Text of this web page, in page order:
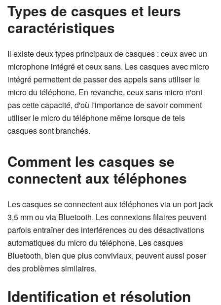
Types de casques et leurs
caractéristiques
Il existe deux types principaux de casques : ceux avec un
microphone intégré et ceux sans. Les casques avec micro
intégré permettent de passer des appels sans utiliser le
micro du téléphone. En revanche, ceux sans micro n'ont
pas cette capacité, d'où l'importance de savoir comment
utiliser le micro du téléphone même lorsque de tels
casques sont branchés.
Comment les casques se
connectent aux téléphones
Les casques se connectent aux téléphones via un port jack
3,5 mm ou via Bluetooth. Les connexions filaires peuvent
parfois entraîner des interférences ou des désactivations
automatiques du micro du téléphone. Les casques
Bluetooth, bien que plus conviviaux, peuvent aussi poser
des problèmes similaires.
Identification et résolution